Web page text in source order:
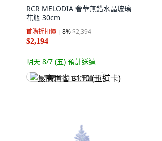
RCR MELODIA 奢華無鉛水晶玻璃
花瓶 30cm
首購折扣價 8%$2,394
$2,194
明天 8/7 (五) 預計送達
最高再省 $110 (王道卡)